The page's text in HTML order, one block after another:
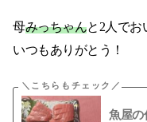
母みっちゃんと2人でお
いつもありがとう！
魚屋の